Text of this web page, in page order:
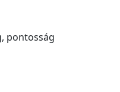
pontosság